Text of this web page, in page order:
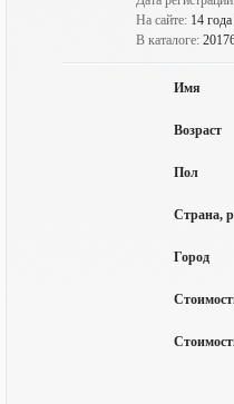
На сайте: 14
В каталоге:
Имя
Возраст
Пол
Страна,
Город